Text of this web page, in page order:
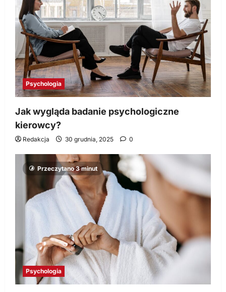
Psychologia
Jak wygląda badanie psychologiczne
kierowcy?
Redakcja 30 grudnia, 2025 0
Przeczytano 3 minut
Psychologia